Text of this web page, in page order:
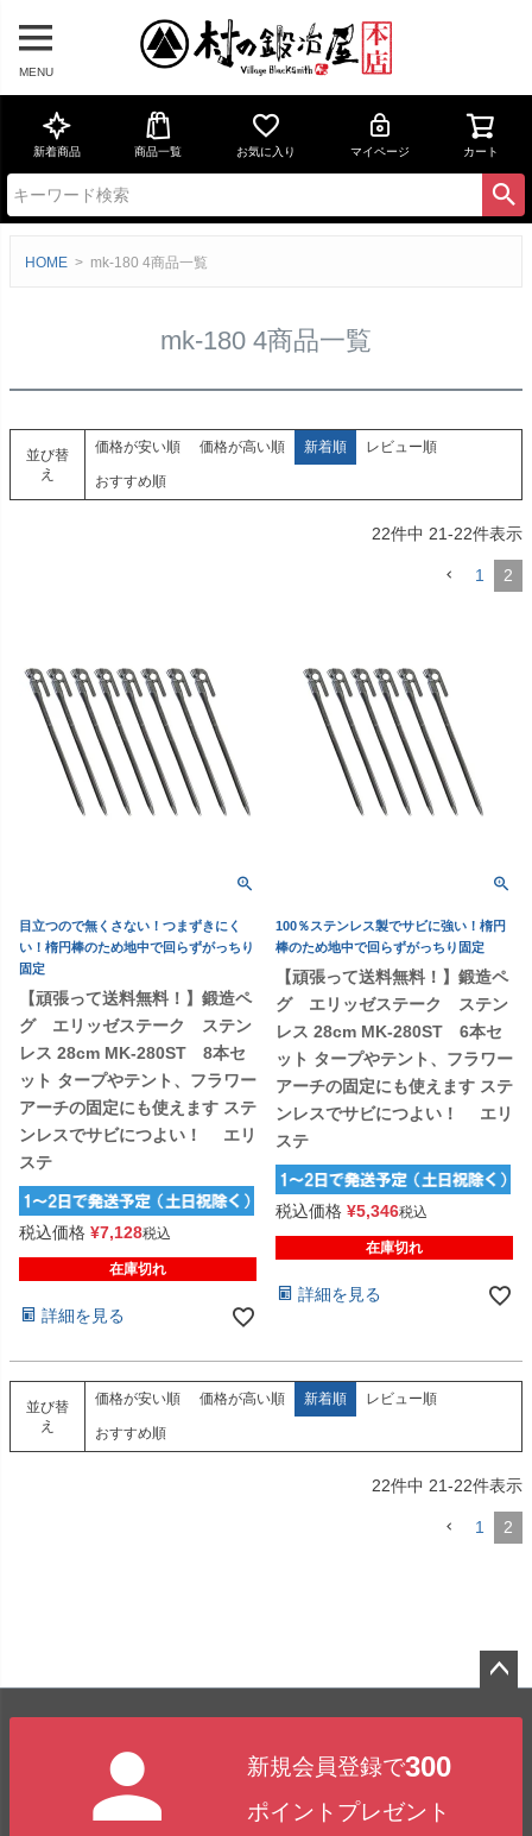
MENU
新着商品 商品一覧 お気に入り マイページ カート
HOME mk-180 4商品一覧
mk-180 4商品一覧
並び替
え
価格が安い順 価格が高い順 新着順 レビュー順
おすすめ順
22件中 21-22件表示
1 2
目立つので無くさない！つまずきにく
い！楕円棒のため地中で回らずがっちり
固定
【頑張って送料無料！】鍛造ペ
グ エリッゼステーク ステン
レス 28cm MK-280ST 8本セ
ット タープやテント、フラワー
アーチの固定にも使えます ステ
ンレスでサビにつよい！ エリ
ステ
税込価格 ¥7,128税込
在庫切れ
詳細を見る
100％ステンレス製でサビに強い！楕円
棒のため地中で回らずがっちり固定
【頑張って送料無料！】鍛造ペ
グ エリッゼステーク ステン
レス 28cm MK-280ST 6本セ
ット タープやテント、フラワー
アーチの固定にも使えます ステ
ンレスでサビにつよい！ エリ
ステ
税込価格 ¥5,346税込
在庫切れ
詳細を見る
並び替
え
価格が安い順 価格が高い順 新着順 レビュー順
おすすめ順
22件中 21-22件表示
1 2
新規会員登録で300
ポイントプレゼント